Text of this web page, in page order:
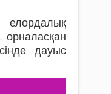
дауыс